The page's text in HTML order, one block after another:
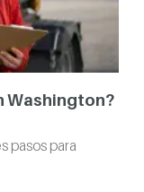
Washington?
pasos para